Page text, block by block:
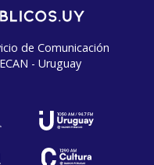
de Comunicación
- Uruguay